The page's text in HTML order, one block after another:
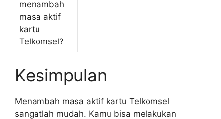
menambah
masa aktif
kartu
Telkomsel?
Kesimpulan
Menambah masa aktif kartu Telkomsel
sangatlah mudah. Kamu bisa melakukan